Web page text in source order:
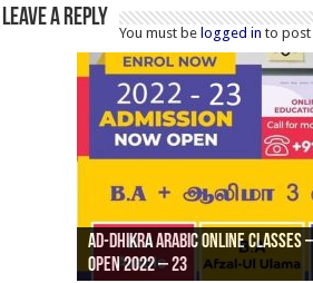
Leave a Reply
You must be logged in to post
Ad-Dhikra Arabic Online Classes
Open 2022 – 23
Ad-Dhikra Arabic Online Classes
AD DHIKRA ARABIC COLLEGE ADMISSION
ரியாத் ஜும்ஆ தமிழாக்கம்,
Masjid (Kuwait Masjid), Malaz,